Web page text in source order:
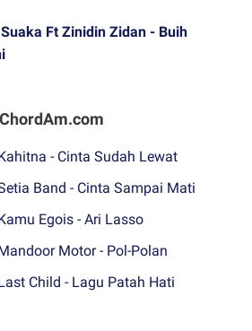
Ft Zinidin Zidan - Buih
ChordAm.com
- Cinta Sudah Lewat
Band - Cinta Sampai Mati
Egois - Ari Lasso
Motor - Pol-Polan
Child - Lagu Patah Hati